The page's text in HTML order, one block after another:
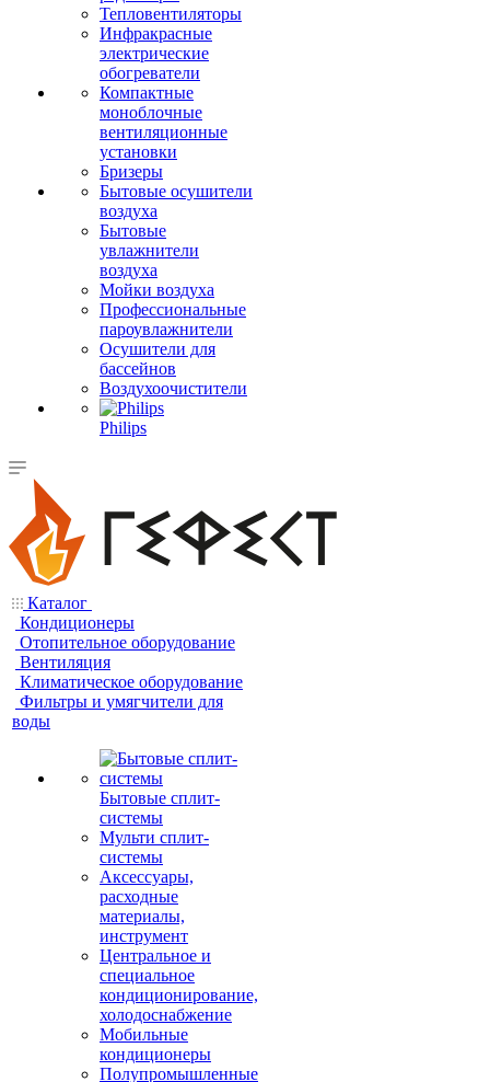
Тепловентиляторы
Инфракрасные
электрические
обогреватели
Компактные
моноблочные
вентиляционные
установки
Бризеры
Бытовые осушители
воздуха
Бытовые
увлажнители
воздуха
Мойки воздуха
Профессиональные
пароувлажнители
Осушители для
бассейнов
Воздухоочистители
Philips
Каталог
Кондиционеры
Отопительное оборудование
Вентиляция
Климатическое оборудование
Фильтры и умягчители для
воды
Бытовые сплит-
системы
Мульти сплит-
системы
Аксессуары,
расходные
материалы,
инструмент
Центральное и
специальное
кондиционирование,
холодоснабжение
Мобильные
кондиционеры
Полупромышленные